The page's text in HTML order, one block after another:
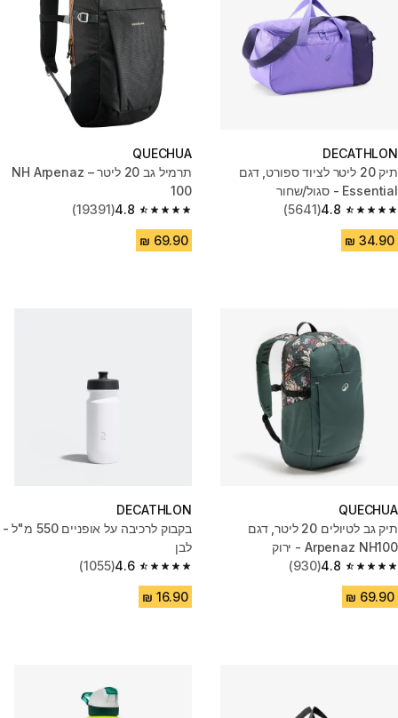
DECATHLON
תיק 20 ליטר לציוד ספורט, דגם
Essential - סגול/שחור
4.8
4.8 out of 5 stars from 5641 reviews
(5641)
QUECHUA
תרמיל גב 20 ליטר –‏ NH Arpenaz
100
4.8
4.8 out of 5 stars from 19391 reviews
(19391)
QUECHUA
תיק גב לטיולים 20 ליטר, דגם
Arpenaz NH100 - ירוק
4.8
4.8 out of 5 stars from 930 reviews
(930)
DECATHLON
בקבוק לרכיבה על אופניים 550 מ"ל -
לבן
4.6
4.6 out of 5 stars from 1055 reviews
(1055)